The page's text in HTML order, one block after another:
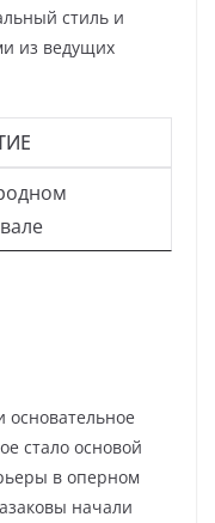
стиль и
из ведущих
основательное
стало основой
в оперном
начали